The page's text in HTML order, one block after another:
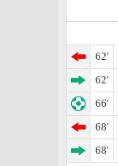
62'
62'
66'
68'
68'